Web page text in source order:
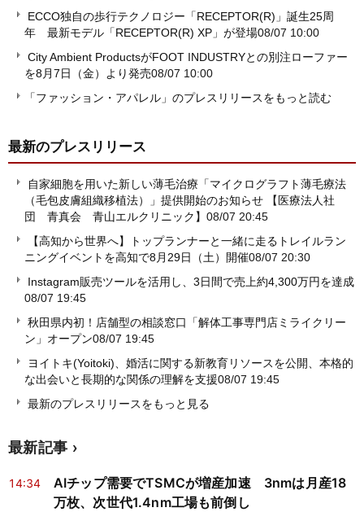
ECCO独自の歩行テクノロジー「RECEPTOR(R)」誕生25周
年 最新モデル「RECEPTOR(R) XP」が登場08/07 10:00
City Ambient ProductsがFOOT INDUSTRYとの別注ローファー
を8月7日（金）より発売08/07 10:00
「ファッション・アパレル」のプレスリリースをもっと読む
最新のプレスリリース
自家細胞を用いた新しい薄毛治療「マイクログラフト薄毛療法
（毛包皮膚組織移植法）」提供開始のお知らせ 【医療法人社
団 青真会 青山エルクリニック】 08/07 20:45
【高知から世界へ】トップランナーと一緒に走るトレイルラン
ニングイベントを高知で8月29日（土）開催08/07 20:30
Instagram販売ツールを活用し、3日間で売上約4,300万円を達成
08/07 19:45
秋田県内初！店舗型の相談窓口「解体工事専門店ミライクリー
ン」オープン08/07 19:45
ヨイトキ(Yoitoki)、婚活に関する新教育リソースを公開、本格的
な出会いと長期的な関係の理解を支援08/07 19:45
最新のプレスリリースをもっと見る
最新記事
14:34
AIチップ需要でTSMCが増産加速 3nmは月産18
万枚、次世代1.4nm工場も前倒し